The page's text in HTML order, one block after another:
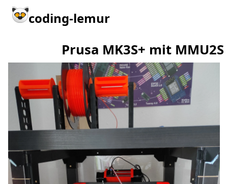
coding-lemur
Prusa MK3S+ mit MMU2S